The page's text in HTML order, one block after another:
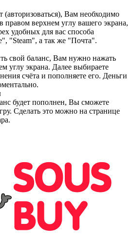
Вам необходимо
верхнем углу вашего экрана,
удобных для вас способа
"Steam", а так же "Почта".
свой баланс, Вам нужно нажать
углу экрана. Далее выбираете
счёта и пополняете его. Деньги
будет пополнен, Вы сможете
Сделать это можно на странице